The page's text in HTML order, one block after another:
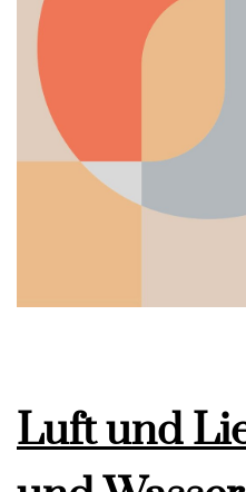
Luft und